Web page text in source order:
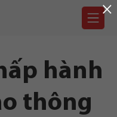
hành
thông
×